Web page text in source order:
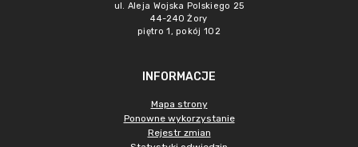
ul. Aleja Wojska Polskiego 25
44-240 Żory
piętro 1, pokój 102
INFORMACJE
Mapa strony
Ponowne wykorzystanie
Rejestr zmian